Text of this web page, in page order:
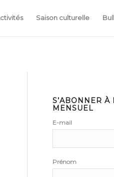
Saison culturelle
S’ABONNER
MENSUEL
E-mail
Prénom